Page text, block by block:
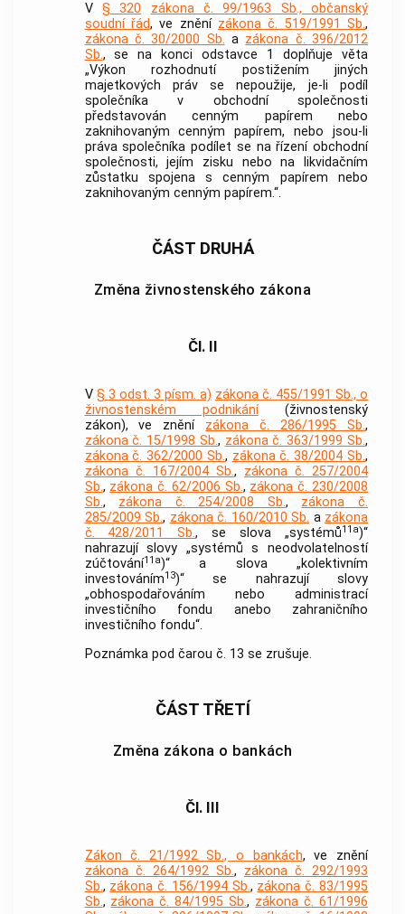
V § 320
zákona č. 99/1963 Sb., občanský
soudní řád, ve znění zákona č. 519/1991 Sb.,
zákona č. 30/2000 Sb. a zákona č. 396/2012
Sb., se na konci odstavce 1 doplňuje věta
„Výkon rozhodnutí postižením jiných
majetkových práv se nepoužije, je-li podíl
společníka v obchodní společnosti
představován cenným papírem nebo
zaknihovaným cenným papírem, nebo jsou-li
práva společníka podílet se na řízení obchodní
společnosti, jejím zisku nebo na likvidačním
zůstatku spojena s cenným papírem nebo
zaknihovaným cenným papírem.“.
ČÁST DRUHÁ
Změna živnostenského zákona
Čl. II
V § 3 odst. 3 písm. a) zákona č. 455/1991 Sb., o
živnostenském podnikání(živnostenský
zákon), ve znění zákona č. 286/1995 Sb.,
zákona č. 15/1998 Sb., zákona č. 363/1999 Sb.,
zákona č. 362/2000 Sb., zákona č. 38/2004 Sb.,
zákona č. 167/2004 Sb., zákona č. 257/2004
Sb., zákona č. 62/2006 Sb., zákona č. 230/2008
Sb., zákona č. 254/2008 Sb., zákona č.
285/2009 Sb., zákona č. 160/2010 Sb. a zákona
č. 428/2011 Sb., se slova „systémů11a)“
nahrazují slovy „systémů s neodvolatelností
zúčtování11a)“ a slova „kolektivním
investováním13)“ se nahrazují slovy
„obhospodařováním nebo administrací
investičního fondu anebo zahraničního
investičního fondu“.
Poznámka pod čarou č. 13 se zrušuje.
ČÁST TŘETÍ
Změna zákona o bankách
Čl. III
Zákon č. 21/1992 Sb., o bankách, ve znění
zákona č. 264/1992 Sb., zákona č. 292/1993
Sb., zákona č. 156/1994 Sb., zákona č. 83/1995
Sb., zákona č. 84/1995 Sb., zákona č. 61/1996